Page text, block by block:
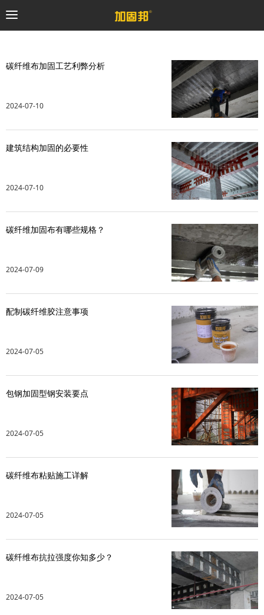
预应力系统
植筋锚固系统
新能源系统
案例中心
碳纤维布加固工艺利弊分析
2024-07-10
建筑结构加固的必要性
2024-07-10
碳纤维加固布有哪些规格？
2024-07-09
配制碳纤维胶注意事项
2024-07-05
包钢加固型钢安装要点
2024-07-05
碳纤维布粘贴施工详解
2024-07-05
碳纤维布抗拉强度你知多少？
2024-07-05